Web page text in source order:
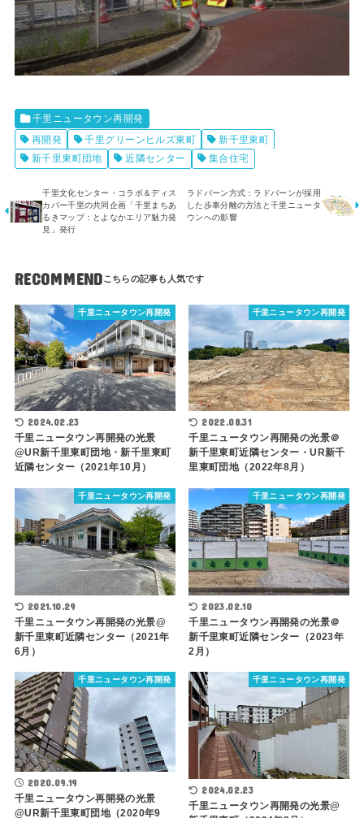
千里ニュータウン再開発
再開発
千里グリーンヒルズ東町
新千里東町
新千里東町団地
近隣センター 集合住宅
千里文化センター・コラボ＆ディス
カバー千里の共同企画「千里まちあ
るきマップ：とよなかエリア魅力発
見」発行
ラドバーン方式：ラドバーンが採用
した歩車分離の方法と千里ニュータ
ウンへの影響
RECOMMEND
千里ニュータウン再開発
2024.02.23
千里ニュータウン再開発の光景
@UR新千里東町団地・新千里東町
近隣センター（2021年10月）
千里ニュータウン再開発
2022.08.31
千里ニュータウン再開発の光景＠
新千里東町近隣センター・UR新千
里東町団地（2022年8月）
千里ニュータウン再開発
2021.10.29
千里ニュータウン再開発の光景@
新千里東町近隣センター（2021年
6月）
千里ニュータウン再開発
2023.02.10
千里ニュータウン再開発の光景＠
新千里東町近隣センター（2023年
2月）
千里ニュータウン再開発
2020.09.19
千里ニュータウン再開発の光景
@UR新千里東町団地（2020年9
千里ニュータウン再開発
2024.02.23
千里ニュータウン再開発の光景@